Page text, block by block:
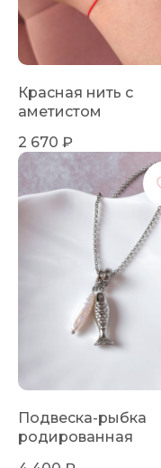
Красная нить с
аметистом
2 670 ₽
Подвеска-рыбка
родированная